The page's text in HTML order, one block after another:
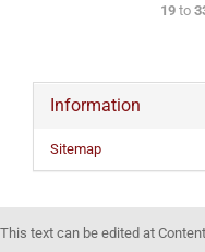
19 to
Information
Sitemap
This text can be edited at